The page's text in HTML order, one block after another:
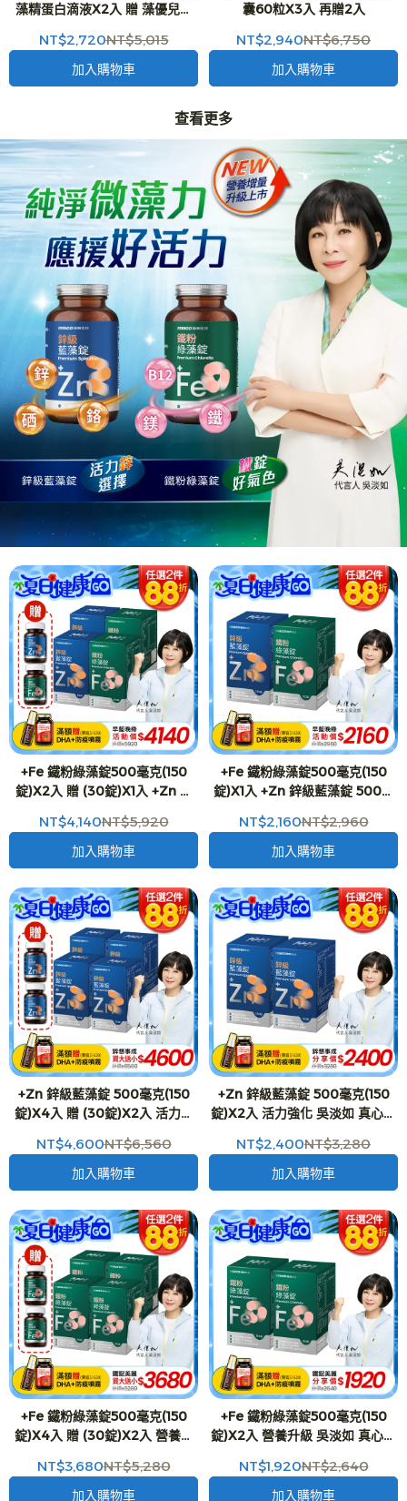
藻精蛋白滴液X2入 贈 藻優兒益
盒)X1入-二代台美專利 防護再升
級
NT$2,720NT$5,015
加入購物車
囊60粒X3入 再贈2入
NT$2,940NT$6,750
加入購物車
查看更多
+Fe 鐵粉綠藻錠500毫克(150
錠)X2入 贈 (30錠)X1入 +Zn 鋅
贈 (30錠)X1入 營養升級 吳淡如
真心推薦
NT$4,140NT$5,920
加入購物車
+Fe 鐵粉綠藻錠500毫克(150
錠)X1入 +Zn 鋅級藍藻錠 500毫
化 吳淡如 真心推薦
NT$2,160NT$2,960
加入購物車
+Zn 鋅級藍藻錠 500毫克(150
錠)X4入 贈 (30錠)X2入 活力強
NT$4,600NT$6,560
加入購物車
+Zn 鋅級藍藻錠 500毫克(150
錠)X2入 活力強化 吳淡如 真心推
NT$2,400NT$3,280
加入購物車
+Fe 鐵粉綠藻錠500毫克(150
錠)X4入 贈 (30錠)X2入 營養升
NT$3,680NT$5,280
加入購物車
+Fe 鐵粉綠藻錠500毫克(150
錠)X2入 營養升級 吳淡如 真心推
NT$1,920NT$2,640
加入購物車